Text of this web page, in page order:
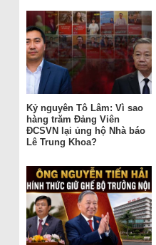
Kỷ nguyên Tô Lâm: Vì sao
hàng trăm Đảng Viên
ĐCSVN lại ủng hộ Nhà báo
Lê Trung Khoa?